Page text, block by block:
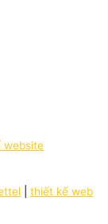
website
thiết kế web